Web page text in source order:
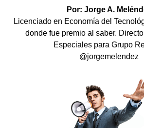
Por: Jorge A.
Licenciado en Economía del
donde fue premio al saber.
Especiales para Grupo
@jorgemelendez